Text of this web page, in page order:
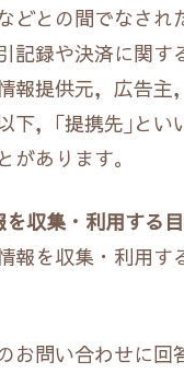
どとの間でなされ
記録や決済に関す
報提供元，広告主
下，｢提携先｣とい
があります。
収集・利用する目
報を収集・利用す
お問い合わせに回